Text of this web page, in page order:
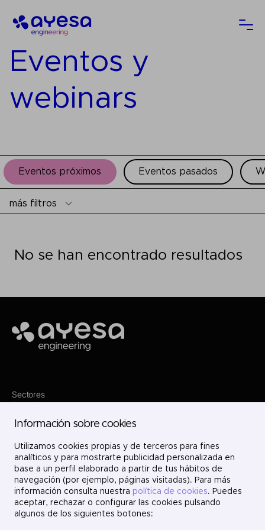
Ayesa
Eventos y
webinars
Eventos próximos Eventos pasados
más filtros
No se han encontrado resultados
Ayesa
Sectores
Servicios
Proyectos
Únete
Contacto
LinkedIn
X
Instagram
YouTube
Información sobre cookies
Utilizamos cookies propias y de terceros para fines
analíticos y para mostrarte publicidad personalizada en
base a un perfil elaborado a partir de tus hábitos de
navegación (por ejemplo, páginas visitadas). Para más
información consulta nuestra política de cookies. Puedes
aceptar, rechazar o configurar las cookies pulsando
algunos de los siguientes botones: